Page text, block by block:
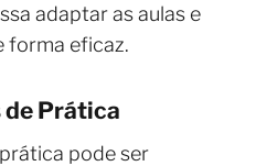
adaptar as aulas e
forma eficaz.
de Prática
pode ser